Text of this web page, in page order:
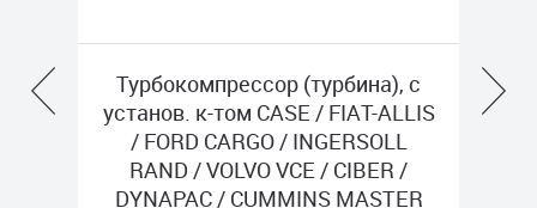
Турбокомпрессор (турбина), с
установ. к-том VOLVO MASTER
POWER 803274
Нет в наличии